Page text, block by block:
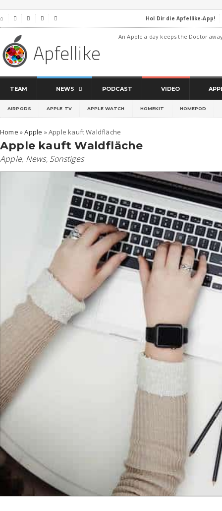
⌂     Hol Dir die Apfellike-App!
An Apple a day keeps the Doctor
TEAM NEWS PODCAST VIDEO
AIRPODS APPLE TV APPLE WATCH HOMEKIT HOMEPOD
Home »Apple »Apple kauft Waldfläche
Apple kauft Waldfläche
Apple, News, Sonstiges